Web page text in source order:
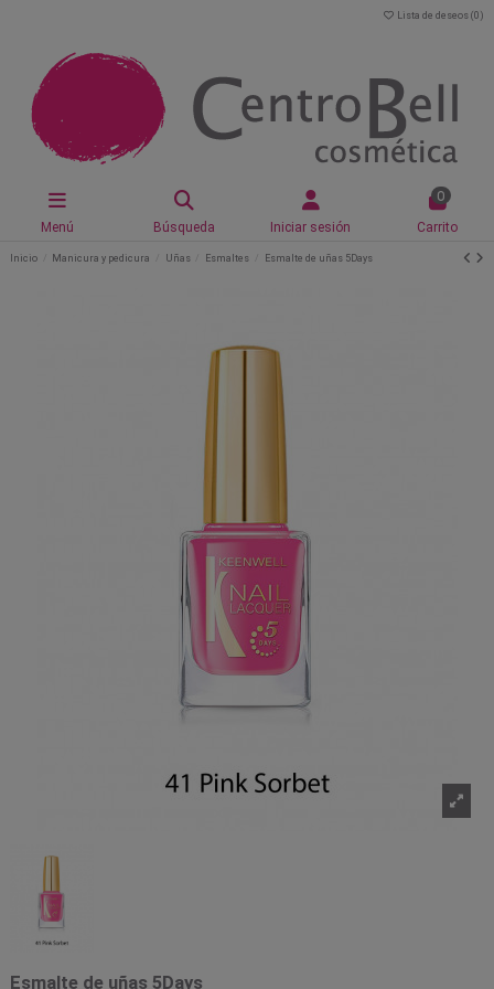
Lista de deseos (0 )
Menú Búsqueda Iniciar sesión
0
Carrito
Inicio Manicura y pedicura Uñas Esmaltes Esmalte de uñas 5Days
Esmalte de uñas 5Days